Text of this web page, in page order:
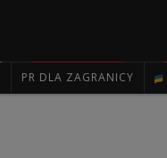
PR DLA ZAGRANICY